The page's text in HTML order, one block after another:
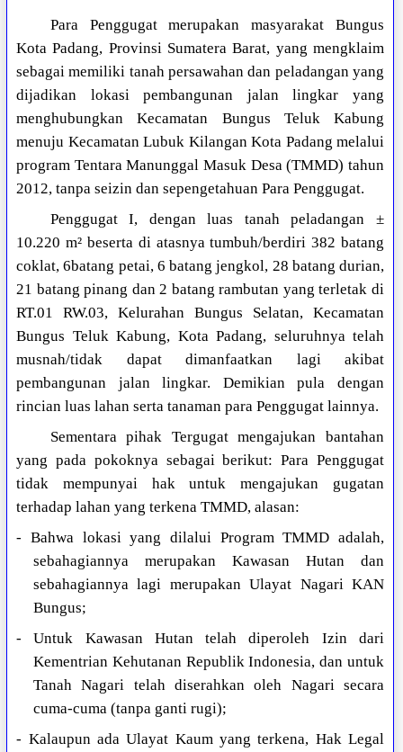
Para Penggugat merupakan masyarakat Bungus
Kota Padang, Provinsi Sumatera Barat, yang mengklaim
sebagai memiliki tanah persawahan dan peladangan yang
dijadikan lokasi pembangunan jalan lingkar yang
menghubungkan Kecamatan Bungus Teluk Kabung
menuju Kecamatan Lubuk Kilangan Kota Padang melalui
program Tentara Manunggal Masuk Desa (TMMD) tahun
2012, tanpa seizin dan sepengetahuan Para Penggugat.
Penggugat I, dengan luas tanah peladangan ±
10.220 m² beserta di atasnya tumbuh/berdiri 382 batang
coklat, 6batang petai, 6 batang jengkol, 28 batang durian,
21 batang pinang dan 2 batang rambutan yang terletak di
RT.01 RW.03, Kelurahan Bungus Selatan, Kecamatan
Bungus Teluk Kabung, Kota Padang, seluruhnya telah
musnah/tidak dapat dimanfaatkan lagi akibat
pembangunan jalan lingkar. Demikian pula dengan
rincian luas lahan serta tanaman para Penggugat lainnya.
Sementara pihak Tergugat mengajukan bantahan
yang pada pokoknya sebagai berikut: Para Penggugat
tidak mempunyai hak untuk mengajukan gugatan
terhadap lahan yang terkena TMMD, alasan:
- Bahwa lokasi yang dilalui Program TMMD adalah,
sebahagiannya merupakan Kawasan Hutan dan
sebahagiannya lagi merupakan Ulayat Nagari KAN
Bungus;
- Untuk Kawasan Hutan telah diperoleh Izin dari
Kementrian Kehutanan Republik Indonesia, dan untuk
Tanah Nagari telah diserahkan oleh Nagari secara
cuma-cuma (tanpa ganti rugi);
- Kalaupun ada Ulayat Kaum yang terkena, Hak Legal